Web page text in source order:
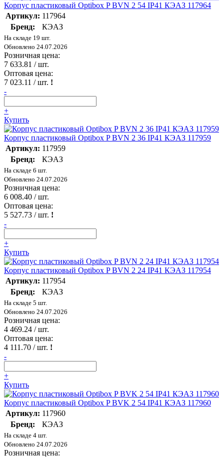
Корпус пластиковый Optibox P BVN 2 54 IP41 КЭАЗ 117964
Артикул: 117964
Бренд:
КЭАЗ
На складе 19 шт.
Обновлено 24.07.2026
Розничная цена:
7 633.81 / шт.
Оптовая цена:
7 023.11 / шт. !
-
+
Купить
Корпус пластиковый Optibox P BVN 2 36 IP41 КЭАЗ 117959
Артикул: 117959
Бренд:
КЭАЗ
На складе 6 шт.
Обновлено 24.07.2026
Розничная цена:
6 008.40 / шт.
Оптовая цена:
5 527.73 / шт. !
-
+
Купить
Корпус пластиковый Optibox P BVN 2 24 IP41 КЭАЗ 117954
Артикул: 117954
Бренд:
КЭАЗ
На складе 5 шт.
Обновлено 24.07.2026
Розничная цена:
4 469.24 / шт.
Оптовая цена:
4 111.70 / шт. !
-
+
Купить
Корпус пластиковый Optibox P BVK 2 54 IP41 КЭАЗ 117960
Артикул: 117960
Бренд:
КЭАЗ
На складе 4 шт.
Обновлено 24.07.2026
Розничная цена: